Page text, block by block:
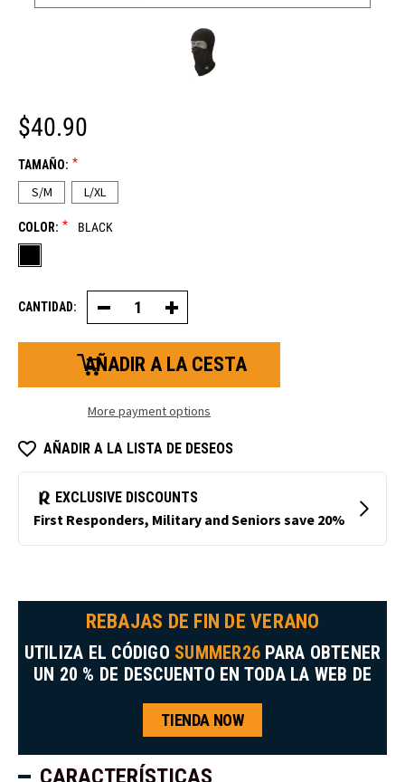
$40.90
TAMAÑO: *
S/M L/XL
COLOR: * BLACK
CANTIDAD: Disminución
de
la
cantidad
de
Clava
Aumentar
la
cantidad
Arctic
More payment options
AÑADIR A LA LISTA DE DESEOS
REBAJAS DE FIN DE VERANO
UTILIZA EL CÓDIGO SUMMER26 PARA OBTENER
UN 20 % DE DESCUENTO EN TODA LA WEB DE
TIENDA NOW
CARACTERÍSTICAS